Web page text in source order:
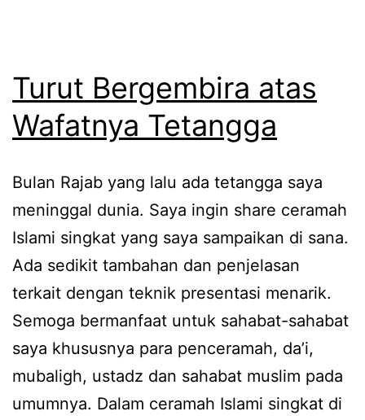
Turut Bergembira atas
Wafatnya Tetangga
Bulan Rajab yang lalu ada tetangga saya
meninggal dunia. Saya ingin share ceramah
Islami singkat yang saya sampaikan di sana.
Ada sedikit tambahan dan penjelasan
terkait dengan teknik presentasi menarik.
Semoga bermanfaat untuk sahabat-sahabat
saya khususnya para penceramah, da’i,
mubaligh, ustadz dan sahabat muslim pada
umumnya. Dalam ceramah Islami singkat di